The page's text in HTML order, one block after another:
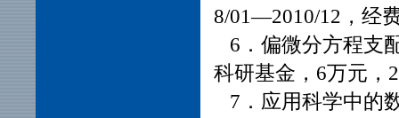
8/01—2010/12，经
6．偏微分方程支
科研基金，6万元，
7．应用科学中的